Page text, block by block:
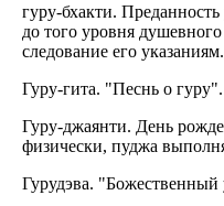
гуру-бхакти.
до того уровня
следование его
Гуру-гита. "Песнь о
Гуру-джаянти. День
физически, пуджа
Гурудэва. "Божественный